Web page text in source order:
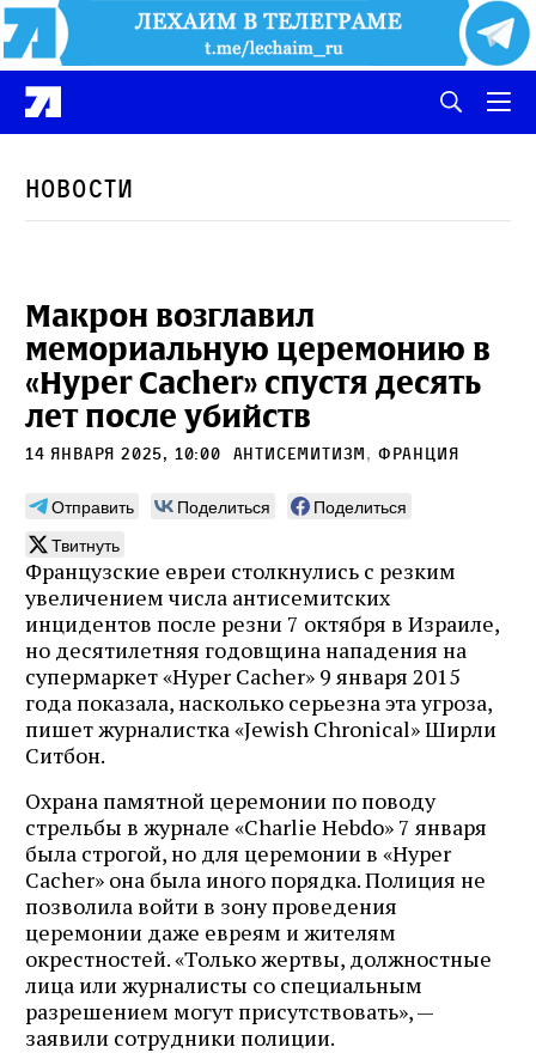
Новости
Макрон возглавил
мемориальную церемонию в
«Hyper Cacher» спустя десять
лет после убийств
14 января 2025, 10:00 антисемитизм, Франция
Отправить Поделиться
Поделиться
Твитнуть
Французские евреи столкнулись с резким
увеличением числа антисемитских
инцидентов после резни 7 октября в Израиле,
но десятилетняя годовщина нападения на
супермаркет «Hyper Cacher» 9 января 2015
года показала, насколько серьезна эта угроза,
пишет журналистка «Jewish Chronical» Ширли
Ситбон.
Охрана памятной церемонии по поводу
стрельбы в журнале «Charlie Hebdo» 7 января
была строгой, но для церемонии в «Hyper
Cacher» она была иного порядка. Полиция не
позволила войти в зону проведения
церемонии даже евреям и жителям
окрестностей. «Только жертвы, должностные
лица или журналисты со специальным
разрешением могут присутствовать», —
заявили сотрудники полиции.